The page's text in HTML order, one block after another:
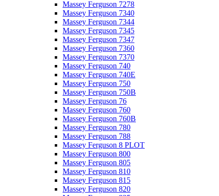
Massey Ferguson 7278
Massey Ferguson 7340
Massey Ferguson 7344
Massey Ferguson 7345
Massey Ferguson 7347
Massey Ferguson 7360
Massey Ferguson 7370
Massey Ferguson 740
Massey Ferguson 740E
Massey Ferguson 750
Massey Ferguson 750B
Massey Ferguson 76
Massey Ferguson 760
Massey Ferguson 760B
Massey Ferguson 780
Massey Ferguson 788
Massey Ferguson 8 PLOT
Massey Ferguson 800
Massey Ferguson 805
Massey Ferguson 810
Massey Ferguson 815
Massey Ferguson 820